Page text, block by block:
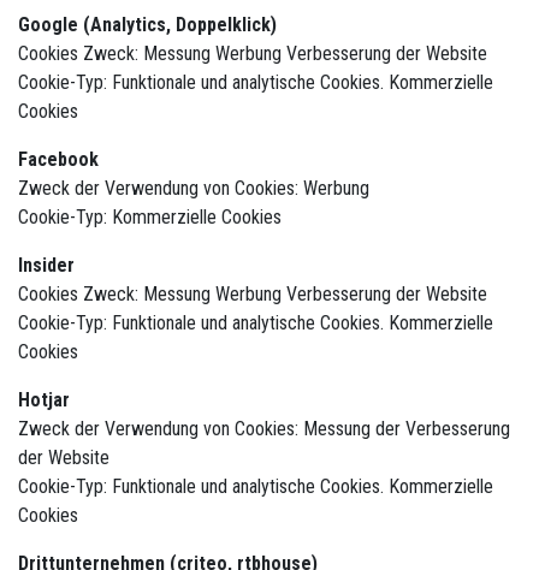
Google (Analytics, Doppelklick)
Cookies Zweck: Messung Werbung Verbesserung der Website
Cookie-Typ: Funktionale und analytische Cookies. Kommerzielle
Cookies
Facebook
Zweck der Verwendung von Cookies: Werbung
Cookie-Typ: Kommerzielle Cookies
Insider
Cookies Zweck: Messung Werbung Verbesserung der Website
Cookie-Typ: Funktionale und analytische Cookies. Kommerzielle
Cookies
Hotjar
Zweck der Verwendung von Cookies: Messung der Verbesserung
der Website
Cookie-Typ: Funktionale und analytische Cookies. Kommerzielle
Cookies
Drittunternehmen (criteo, rtbhouse)